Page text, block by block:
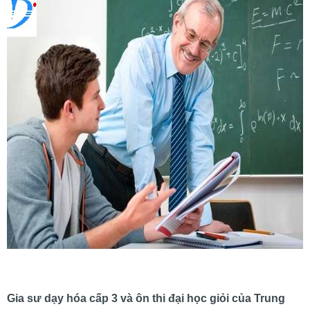
Gia sư dạy hóa cấp 3 và ôn thi đại học giỏi của Trung